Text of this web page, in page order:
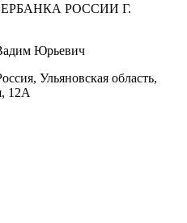
РОССИИ Г.
Юрьевич
Ульяновская область,
12А